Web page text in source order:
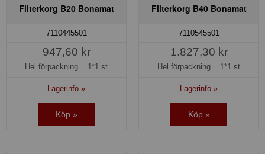
Filterkorg B20 Bonamat
7110445501
947,60 kr
Hel förpackning = 1*1 st
Lagerinfo »
Köp »
Filterkorg B40 Bonamat
7110545501
1.827,30 kr
Hel förpackning = 1*1 st
Lagerinfo »
Köp »